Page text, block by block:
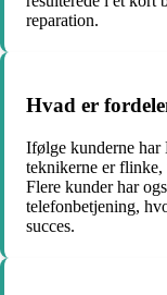
reparation.
Hvad er
Ifølge kunderne har
teknikerne er flinke,
Flere kunder har
telefonbetjening,
succes.